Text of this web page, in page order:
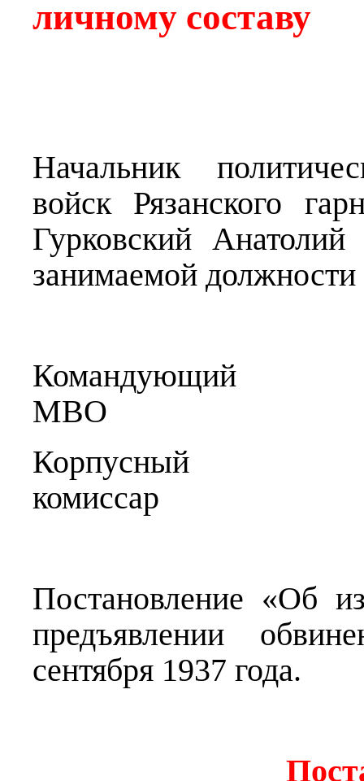
личному составу
Начальник
войск Рязанского
Гурковский
занимаемой должности
МВО
Корпусный
Постановление «Об
предъявлении
сентября 1937 года.